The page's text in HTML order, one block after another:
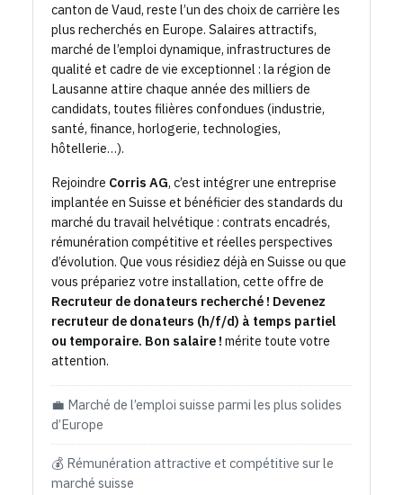
canton de Vaud, reste l’un des choix de carrière les
plus recherchés en Europe. Salaires attractifs,
marché de l’emploi dynamique, infrastructures de
qualité et cadre de vie exceptionnel : la région de
Lausanne attire chaque année des milliers de
candidats, toutes filières confondues (industrie,
santé, finance, horlogerie, technologies,
hôtellerie…).
Rejoindre Corris AG, c’est intégrer une entreprise
implantée en Suisse et bénéficier des standards du
marché du travail helvétique : contrats encadrés,
rémunération compétitive et réelles perspectives
d’évolution. Que vous résidiez déjà en Suisse ou que
vous prépariez votre installation, cette offre de
Recruteur de donateurs recherché ! Devenez
recruteur de donateurs (h/f/d) à temps partiel
ou temporaire. Bon salaire ! mérite toute votre
attention.
💼 Marché de l’emploi suisse parmi les plus solides
d’Europe
💰 Rémunération attractive et compétitive sur le
marché suisse